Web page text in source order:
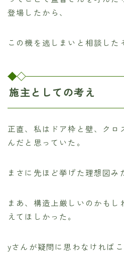
登場したから、
この機を逃しまいと相談した
施主としての考え
正直、私はドア枠と壁、クロ
んだと思っていた。
まさに先ほど挙げた理想図み
まあ、構造上厳しいのかも
えてほしかった。
yさんが疑問に思わなければ